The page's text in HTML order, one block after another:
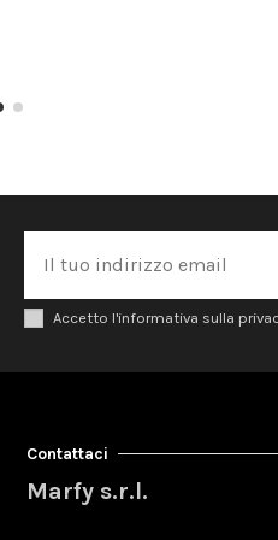
Accetto l'informativa sulla
Contattaci
Marfy s.r.l.